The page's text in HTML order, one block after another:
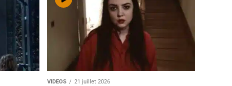
VIDEOS 21 juillet 2026